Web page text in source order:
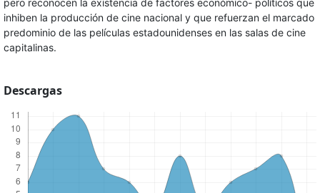
pero reconocen la existencia de factores económico- políticos que
inhiben la producción de cine nacional y que refuerzan el marcado
predominio de las películas estadounidenses en las salas de cine
capitalinas.
Descargas